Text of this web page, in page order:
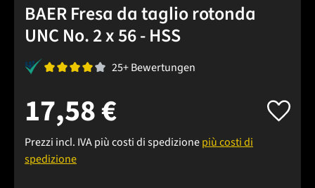
BAER Fresa da taglio rotonda
UNC No. 2 x 56 - HSS
25+ Bewertungen
17,58 €
Prezzi incl. IVA più costi di spedizionepiù costi di
spedizione